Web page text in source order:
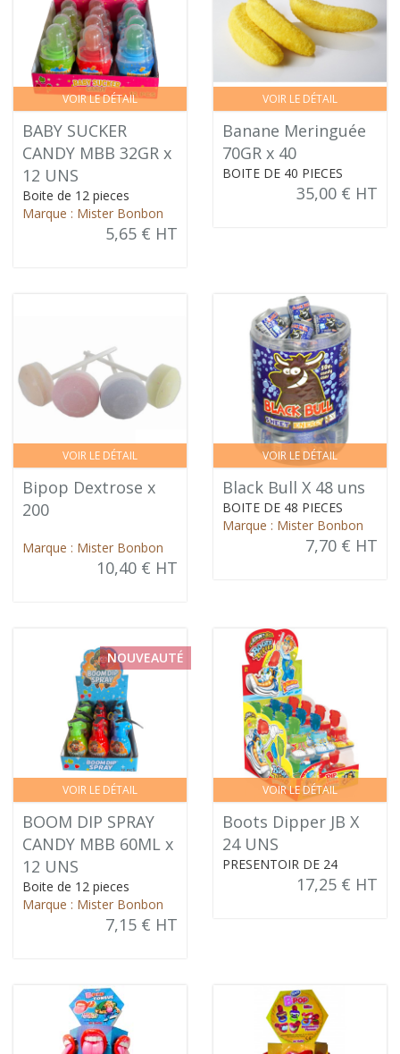
VOIR LE DÉTAIL
BABY SUCKER
CANDY MBB 32GR x
12 UNS
Boite de 12 pieces
Marque : Mister Bonbon
5,65 € HT
VOIR LE DÉTAIL
Banane Meringuée
70GR x 40
BOITE DE 40 PIECES
35,00 € HT
VOIR LE DÉTAIL
Bipop Dextrose x
200
Marque : Mister Bonbon
10,40 € HT
VOIR LE DÉTAIL
Black Bull X 48 uns
BOITE DE 48 PIECES
Marque : Mister Bonbon
7,70 € HT
VOIR LE DÉTAIL
NOUVEAUTÉ
BOOM DIP SPRAY
CANDY MBB 60ML x
12 UNS
Boite de 12 pieces
Marque : Mister Bonbon
7,15 € HT
VOIR LE DÉTAIL
Boots Dipper JB X
24 UNS
PRESENTOIR DE 24
17,25 € HT